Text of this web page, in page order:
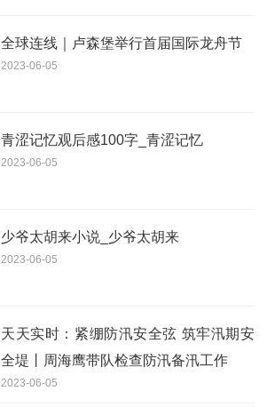
全球连线｜卢森堡举行首届国际龙舟节
2023-06-05
青涩记忆观后感100字_青涩记忆
2023-06-05
少爷太胡来小说_少爷太胡来
2023-06-05
天天实时：紧绷防汛安全弦 筑牢汛期安
全堤丨周海鹰带队检查防汛备汛工作
2023-06-05